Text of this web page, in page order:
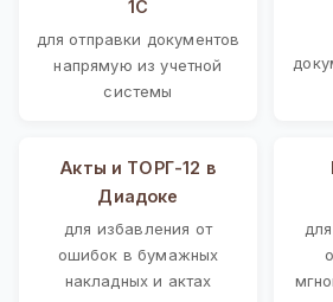
1С
для отправки документов
напрямую из учетной
системы
Акты и ТОРГ-12 в
Диадоке
для избавления от
ошибок в бумажных
накладных и актах